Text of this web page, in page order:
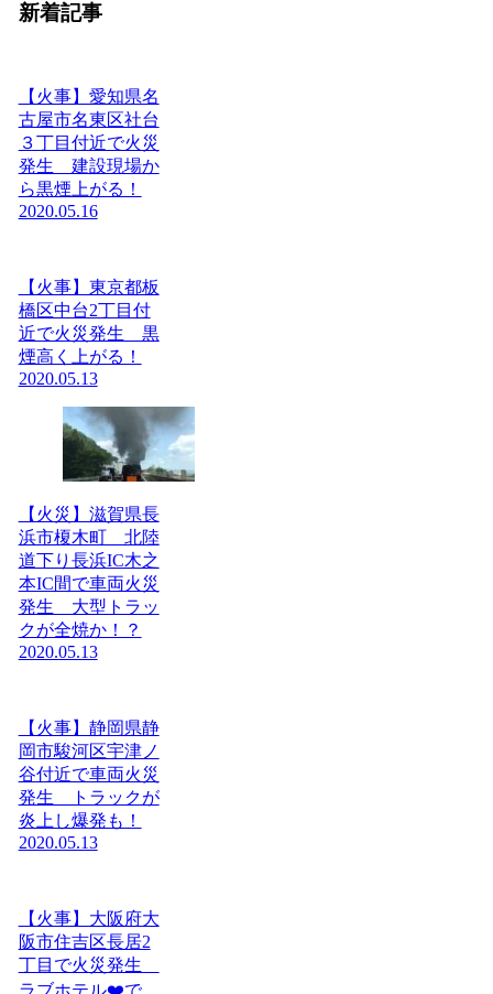
新着記事
【火事】愛知県名
古屋市名東区社台
３丁目付近で火災
発生 建設現場か
ら黒煙上がる！
2020.05.16
【火事】東京都板
橋区中台2丁目付
近で火災発生 黒
煙高く上がる！
2020.05.13
【火災】滋賀県長
浜市榎木町 北陸
道下り長浜IC木之
本IC間で車両火災
発生 大型トラッ
クが全焼か！？
2020.05.13
【火事】静岡県静
岡市駿河区宇津ノ
谷付近で車両火災
発生 トラックが
炎上し爆発も！
2020.05.13
【火事】大阪府大
阪市住吉区長居2
丁目で火災発生
ラブホテル❤️で